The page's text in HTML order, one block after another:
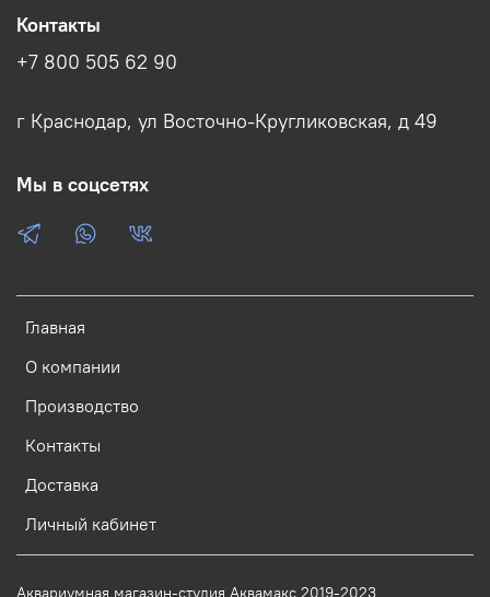
Главная
О компании
Производство
Контакты
Доставка
Личный кабинет
Контакты
+7 800 505 62 90
г Краснодар, ул Восточно-Кругликовская, д 49
Мы в соцсетях
Аквариумная магазин-студия Аквамакс 2019-2023